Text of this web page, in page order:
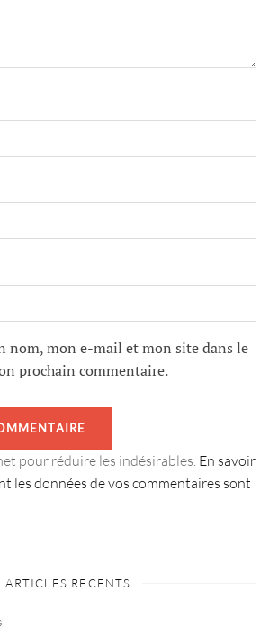
nom, mon e-mail et mon site dans le
prochain commentaire.
pour réduire les indésirables. En savoir
les données de vos commentaires sont
ARTICLES RÉCENTS